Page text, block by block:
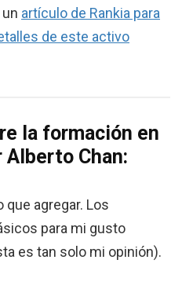
artículo de Rankia para
de este activo
la formación en
Alberto Chan:
agregar. Los
para mi gusto
es tan solo mi opinión).